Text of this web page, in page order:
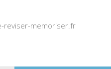
reviser-memoriser.fr